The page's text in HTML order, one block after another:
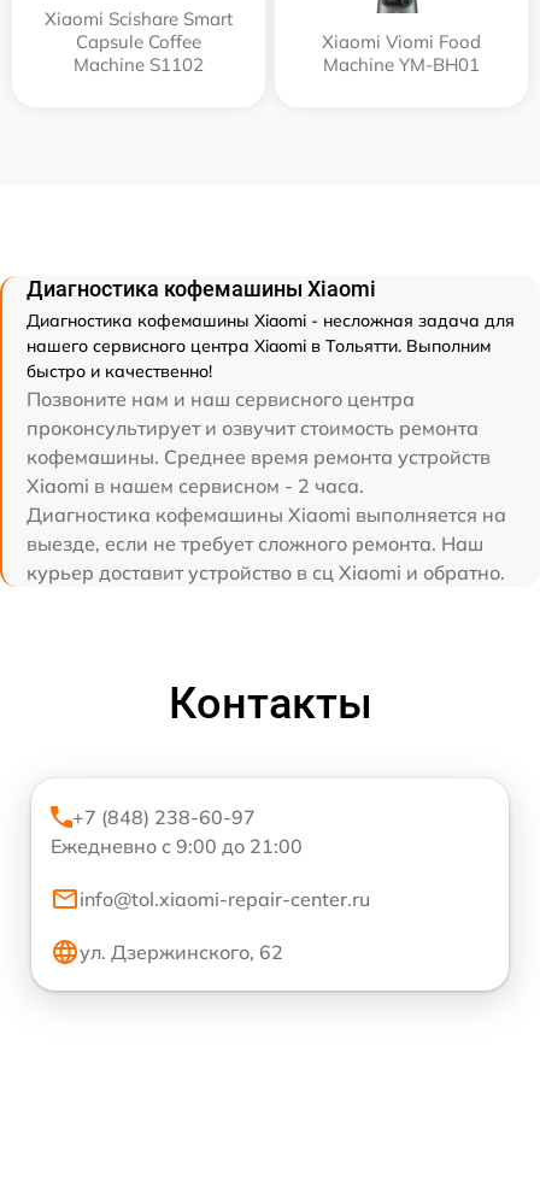
Xiaomi Scishare Smart
Capsule Coffee
Machine S1102
Xiaomi Viomi Food
Machine YM-BH01
Диагностика кофемашины Xiaomi
Диагностика кофемашины Xiaomi - несложная задача для
нашего сервисного центра Xiaomi в Тольятти. Выполним
быстро и качественно!
Позвоните нам и наш сервисного центра
проконсультирует и озвучит стоимость ремонта
кофемашины. Среднее время ремонта устройств
Xiaomi в нашем сервисном - 2 часа.
Диагностика кофемашины Xiaomi выполняется на
выезде, если не требует сложного ремонта. Наш
курьер доставит устройство в сц Xiaomi и обратно.
Контакты
+7 (848) 238-60-97
Ежедневно с 9:00 до 21:00
info@tol.xiaomi-repair-center.ru
ул. Дзержинского, 62